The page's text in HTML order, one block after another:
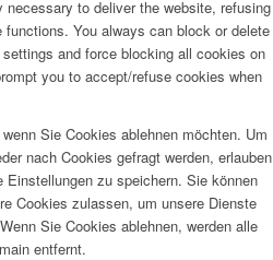
to deliver the website, refusing
You always can block or delete
and force blocking all cookies on
you to accept/refuse cookies when
Sie Cookies ablehnen möchten. Um
nach Cookies gefragt werden, erlauben
zu speichern. Sie können
Cookies zulassen, um unsere Dienste
Sie Cookies ablehnen, werden alle
entfernt.